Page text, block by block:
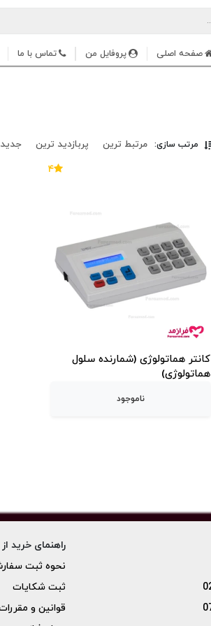
صفحه اصلی پروفایل من تماس با ما
مرتب سازی: مرتبط ترین پربازدید ترین
کانتر هماتولوژی (شمارنده سلول
هماتولوژی)
ناموجود
۴
راهنمای خرید از
نحوه ثبت
ثبت شکایات
قوانین و